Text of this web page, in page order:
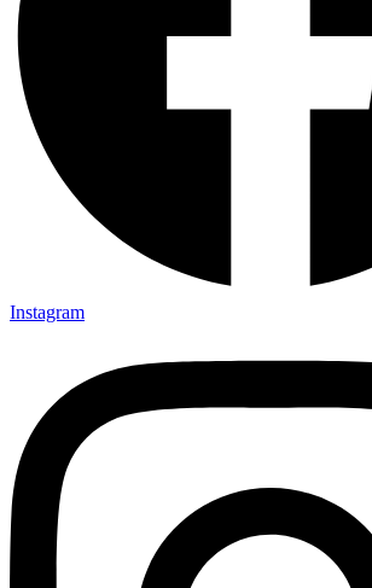
Instagram